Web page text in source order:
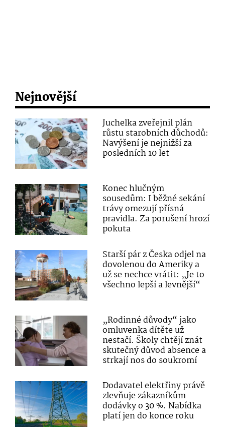
Nejnovější
Juchelka zveřejnil plán
růstu starobních důchodů:
Navýšení je nejnižší za
posledních 10 let
Konec hlučným
sousedům: I běžné sekání
trávy omezují přísná
pravidla. Za porušení hrozí
pokuta
Starší pár z Česka odjel na
dovolenou do Ameriky a
už se nechce vrátit: „Je to
všechno lepší a levnější“
„Rodinné důvody“ jako
omluvenka dítěte už
nestačí. Školy chtějí znát
skutečný důvod absence a
strkají nos do soukromí
Dodavatel elektřiny právě
zlevňuje zákazníkům
dodávky o 30 %. Nabídka
platí jen do konce roku